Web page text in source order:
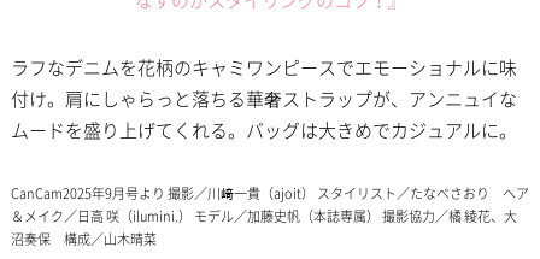
ラフなデニムを花柄のキャミワンピースでエモーショナルに味
付け。肩にしゃらっと落ちる華奢ストラップが、アンニュイな
ムードを盛り上げてくれる。バッグは大きめでカジュアルに。
CanCam2025年9月号より 撮影／川﨑一貴（ajoit） スタイリスト／たなべさおり ヘア
＆メイク／日高 咲（ilumini.） モデル／加藤史帆（本誌専属） 撮影協力／橘 綾花、大
沼奏保 構成／山木晴菜